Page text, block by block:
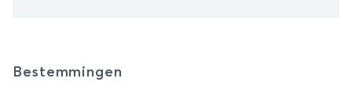
Bestemmingen